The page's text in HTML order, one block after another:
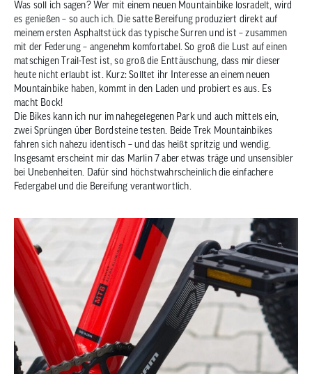
Was soll ich sagen? Wer mit einem neuen Mountainbike losradelt, wird
es genießen – so auch ich. Die satte Bereifung produziert direkt auf
meinem ersten Asphaltstück das typische Surren und ist – zusammen
mit der Federung – angenehm komfortabel. So groß die Lust auf einen
matschigen Trail-Test ist, so groß die Enttäuschung, dass mir dieser
heute nicht erlaubt ist. Kurz: Solltet ihr Interesse an einem neuen
Mountainbike haben, kommt in den Laden und probiert es aus. Es
macht Bock!
Die Bikes kann ich nur im nahegelegenen Park und auch mittels ein,
zwei Sprüngen über Bordsteine testen. Beide Trek Mountainbikes
fahren sich nahezu identisch – und das heißt spritzig und wendig.
Insgesamt erscheint mir das Marlin 7 aber etwas träge und unsensibler
bei Unebenheiten. Dafür sind höchstwahrscheinlich die einfachere
Federgabel und die Bereifung verantwortlich.